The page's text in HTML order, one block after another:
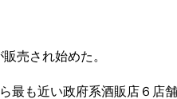
売され始めた。
も近い政府系酒販店６店